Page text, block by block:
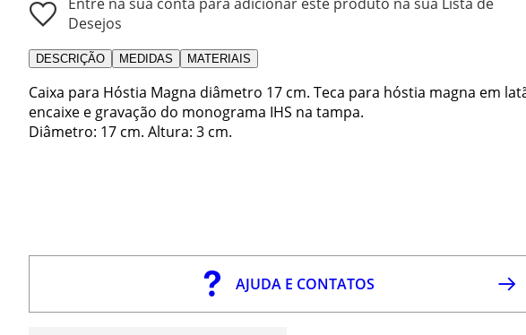
Desejos
DESCRIÇÃO MEDIDAS MATERIAIS
Caixa para Hóstia Magna diâmetro 17 cm. Teca para hóstia magna em
encaixe e gravação do monograma IHS na tampa.
Diâmetro: 17 cm. Altura: 3 cm.
AJUDA E CONTATOS